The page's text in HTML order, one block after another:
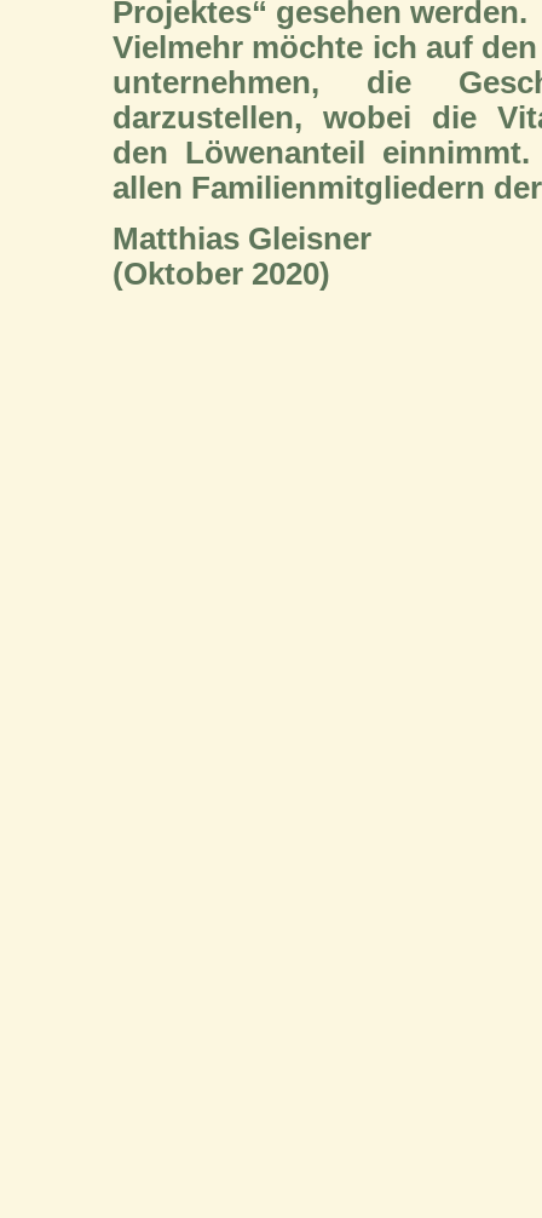
Projektes“ gesehen werden.
Vielmehr möchte ich auf
unternehmen, die
darzustellen, wobei die
den Löwenanteil
allen Familienmitgliedern
Matthias Gleisner
(Oktober 2020)